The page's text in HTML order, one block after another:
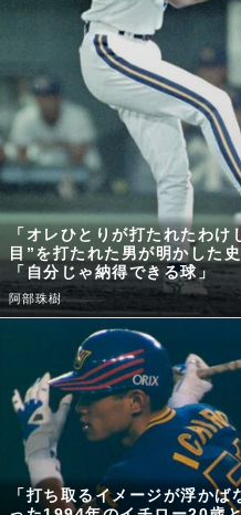
「オレひとりが打たれたわ
目”を打たれた男が明かした
「自分じゃ納得できる球」
阿部珠樹
「打ち取るイメージが浮か